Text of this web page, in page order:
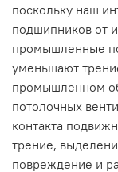
поскольку наш
подшипников от
промышленные
уменьшают
промышленном
потолочных
контакта
трение,
повреждение и